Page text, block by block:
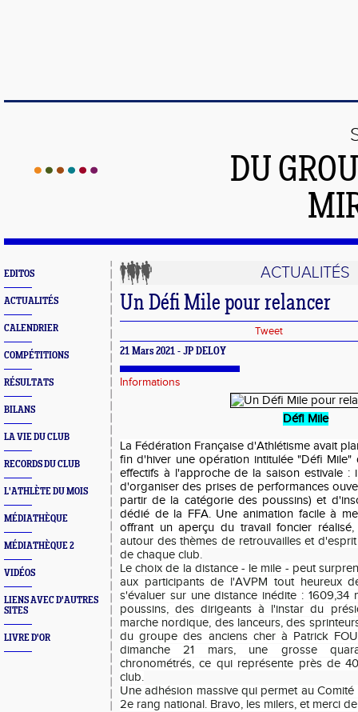
DU
EDITOS
ACTUALITÉS
CALENDRIER
COMPÉTITIONS
RÉSULTATS
BILANS
LA VIE DU CLUB
RECORDS DU CLUB
L'ATHLÈTE DU MOIS
MÉDIATHÈQUE
MÉDIATHÈQUE 2
VIDÉOS
LIENS AVEC D'AUTRES
SITES
LIVRE D'OR
ACTUALITÉS
Un Défi Mile pour relancer
Tweet
21 Mars 2021 - JP DELOY
Informations
Défi Mile
La Fédération Française d'Athlétisme avait
fin d'hiver une opération intitulée "Défi Mile"
effectifs à l'approche de la saison estivale :
d'organiser des prises de performances
partir de la catégorie des poussins) et
dédié de la FFA. Une animation facile à
offrant un aperçu du travail foncier réalisé,
autour des thèmes de retrouvailles et
de chaque club.
Le choix de la distance - le mile - peut
aux participants de l'AVPM tout heureux
s'évaluer sur une distance inédite : 1609,34
poussins, des dirigeants à l'instar du
marche nordique, des lanceurs, des
du groupe des anciens cher à Patrick
dimanche 21 mars, une grosse
chronométrés, ce qui représente près de
club.
Une adhésion massive qui permet au
2e rang national. Bravo, les milers, et merci